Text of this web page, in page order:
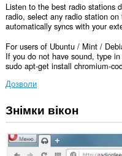
Listen to the best radio stations
radio, select any radio station
automatically syncs with your
For users of Ubuntu / Mint /
If you do not have sound, type
sudo apt-get install chromium-
Дозволи
Це
розширення
отримувати
доступ
Знімки вікон